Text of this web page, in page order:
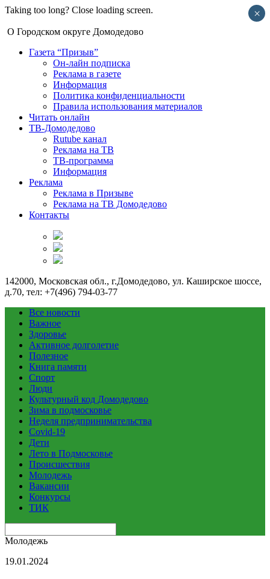
Taking too long? Close loading screen.
О Городском округе Домодедово
Газета “Призыв”
Он-лайн подписка
Реклама в газете
Информация
Политика конфиденциальности
Правила использования материалов
Читать онлайн
ТВ-Домодедово
Rutube канал
Реклама на ТВ
ТВ-программа
Информация
Реклама
Реклама в Призыве
Реклама на ТВ Домодедово
Контакты
142000, Московская обл., г.Домодедово, ул. Каширское шоссе,
д.70, тел: +7(496) 794-03-77
Все новости
Важное
Здоровье
Активное долголетие
Полезное
Книга памяти
Спорт
Люди
Культурный код Домодедово
Зима в подмосковье
Неделя предпринимательства
Covid-19
Дети
Лето в Подмосковье
Происшествия
Молодежь
Вакансии
Конкурсы
ТИК
Молодежь
19.01.2024
×